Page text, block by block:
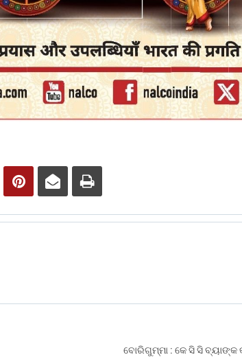
ବୋରିଗୁମ୍ମା : କେ ସି ସି ବ୍ୟାଙ୍କ